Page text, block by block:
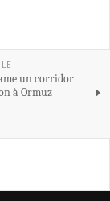
un corridor
à Ormuz